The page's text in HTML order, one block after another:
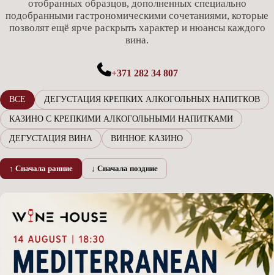
отобранных образцов, дополненных специально
подобранными гастрономическими сочетаниями, которые
позволят ещё ярче раскрыть характер и нюансы каждого
вина.
+371 282 34 807
ВСЕ ДЕГУСТАЦИЯ КРЕПКИХ АЛКОГОЛЬНЫХ НАПИТКОВ
КАЗИНО С КРЕПКИМИ АЛКОГОЛЬНЫМИ НАПИТКАМИ
ДЕГУСТАЦИЯ ВИНА ВИННОЕ КАЗИНО
↑ Сначала ранние ↓ Сначала поздние